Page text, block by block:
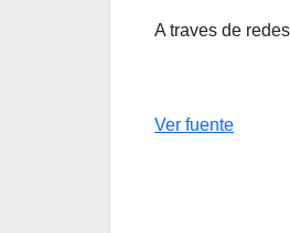
A traves de
Ver fuente